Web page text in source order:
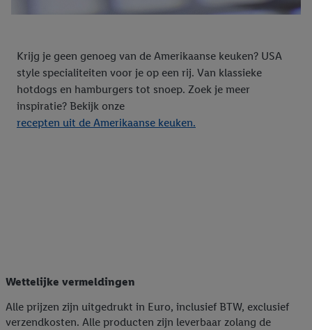
Krijg je geen genoeg van de Amerikaanse keuken? USA
style specialiteiten voor je op een rij. Van klassieke
hotdogs en hamburgers tot snoep. Zoek je meer
inspiratie? Bekijk onze
recepten uit de Amerikaanse keuken.
Wettelijke vermeldingen
Alle prijzen zijn uitgedrukt in Euro, inclusief BTW, exclusief
verzendkosten. Alle producten zijn leverbaar zolang de